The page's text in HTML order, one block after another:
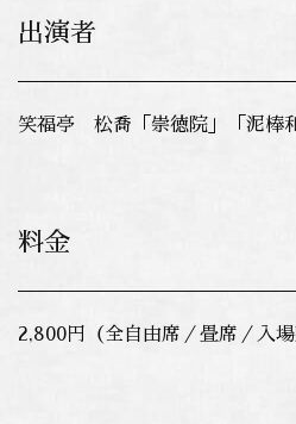
出演者
笑福亭 松喬「崇徳院」「泥棒
料金
2,800円（全自由席／畳席／入場